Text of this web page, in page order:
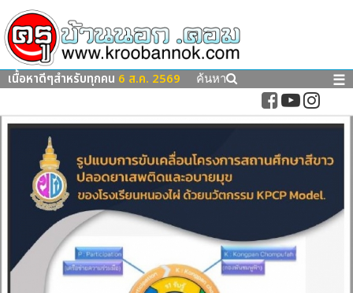
เนื้อหาดีๆสำหรับทุกคน 6 ส.ค. 2569 ค้นหา ☰